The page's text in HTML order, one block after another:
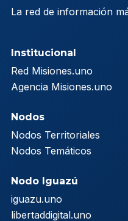
La red de información
Institucional
Red Misiones.uno
Agencia Misiones.uno
Nodos
Nodos Territoriales
Nodos Temáticos
Nodo Iguazú
iguazu.uno
libertaddigital.uno